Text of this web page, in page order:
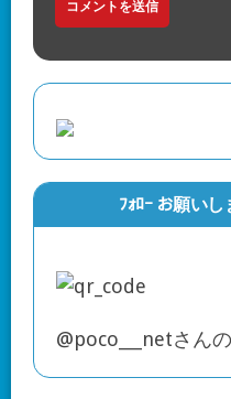
ﾌｫﾛｰ お願い
@poco___netさん